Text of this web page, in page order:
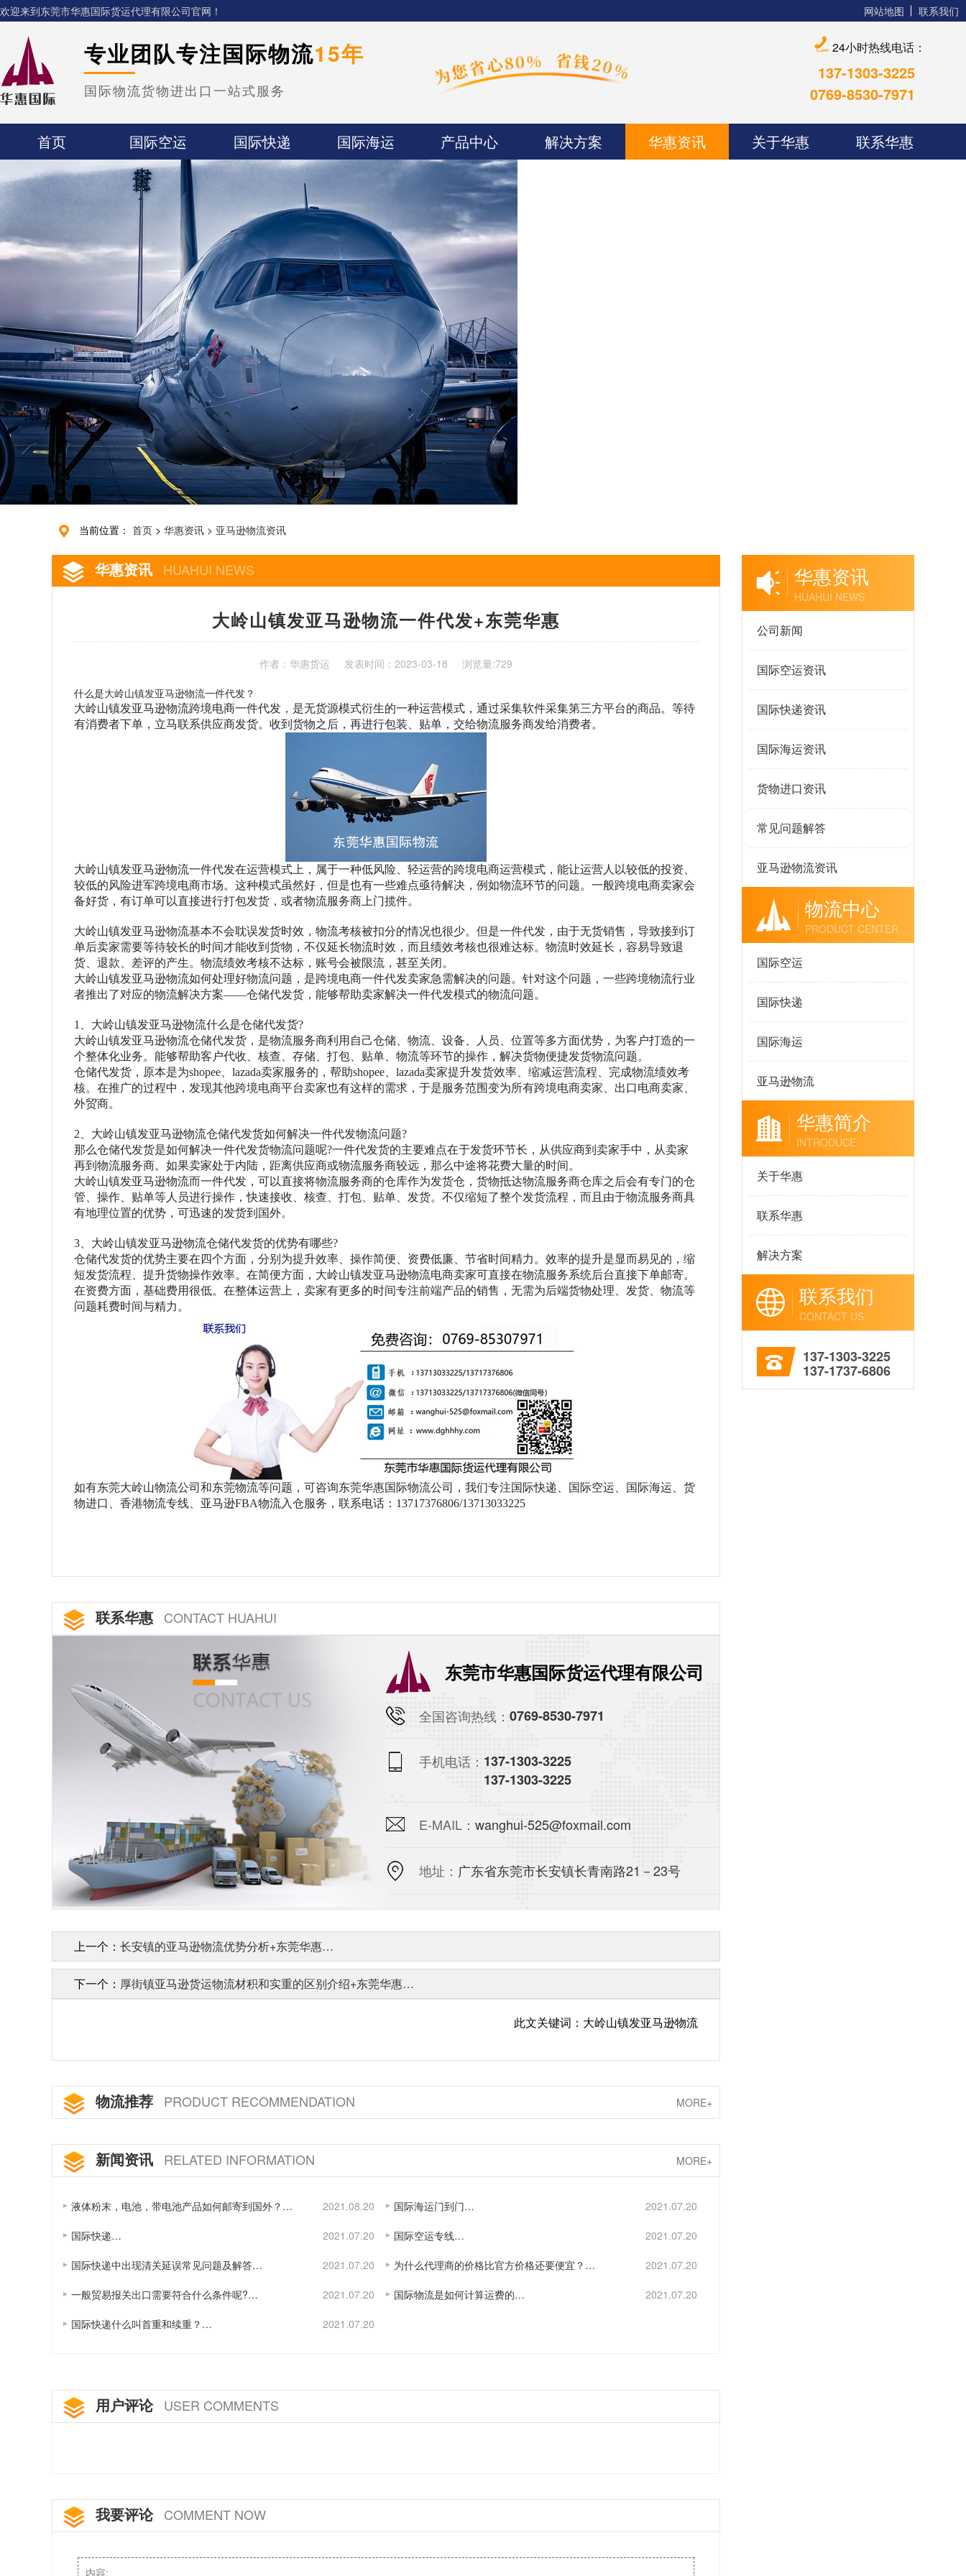
欢迎来到东莞市华惠国际货运代理有限公司官网！ 网站地图 联系我们
专业团队专注国际物流15年
国际物流货物进出口一站式服务
24小时热线电话：
137-1303-3225
0769-8530-7971
首页 国际空运 国际快递 国际海运 产品中心 解决方案 华惠资讯 关于华惠 联系华惠
当前位置： 首页 > 华惠资讯 > 亚马逊物流资讯
华惠资讯 HUAHUI NEWS
大岭山镇发亚马逊物流一件代发+东莞华惠
作者：华惠货运 发表时间：2023-03-18 浏览量:729
什么是大岭山镇发亚马逊物流一件代发？
大岭山镇发亚马逊物流跨境电商一件代发，是无货源模式衍生的一种运营模式，通过采集软件采集第三方平台的商品。等待
有消费者下单，立马联系供应商发货。收到货物之后，再进行包装、贴单，交给物流服务商发给消费者。
大岭山镇发亚马逊物流一件代发在运营模式上，属于一种低风险、轻运营的跨境电商运营模式，能让运营人以较低的投资、
较低的风险进军跨境电商市场。这种模式虽然好，但是也有一些难点亟待解决，例如物流环节的问题。一般跨境电商卖家会
备好货，有订单可以直接进行打包发货，或者物流服务商上门揽件。
大岭山镇发亚马逊物流基本不会耽误发货时效，物流考核被扣分的情况也很少。但是一件代发，由于无货销售，导致接到订
单后卖家需要等待较长的时间才能收到货物，不仅延长物流时效，而且绩效考核也很难达标。物流时效延长，容易导致退
货、退款、差评的产生。物流绩效考核不达标，账号会被限流，甚至关闭。
大岭山镇发亚马逊物流如何处理好物流问题，是跨境电商一件代发卖家急需解决的问题。针对这个问题，一些跨境物流行业
者推出了对应的物流解决方案——仓储代发货，能够帮助卖家解决一件代发模式的物流问题。
1、大岭山镇发亚马逊物流什么是仓储代发货?
大岭山镇发亚马逊物流仓储代发货，是物流服务商利用自己仓储、物流、设备、人员、位置等多方面优势，为客户打造的一
个整体化业务。能够帮助客户代收、核查、存储、打包、贴单、物流等环节的操作，解决货物便捷发货物流问题。
仓储代发货，原本是为shopee、lazada卖家服务的，帮助shopee、lazada卖家提升发货效率、缩减运营流程、完成物流绩效考
核。在推广的过程中，发现其他跨境电商平台卖家也有这样的需求，于是服务范围变为所有跨境电商卖家、出口电商卖家、
外贸商。
2、大岭山镇发亚马逊物流仓储代发货如何解决一件代发物流问题?
那么仓储代发货是如何解决一件代发货物流问题呢?一件代发货的主要难点在于发货环节长，从供应商到卖家手中，从卖家
再到物流服务商。如果卖家处于内陆，距离供应商或物流服务商较远，那么中途将花费大量的时间。
大岭山镇发亚马逊物流而一件代发，可以直接将物流服务商的仓库作为发货仓，货物抵达物流服务商仓库之后会有专门的仓
管、操作、贴单等人员进行操作，快速接收、核查、打包、贴单、发货。不仅缩短了整个发货流程，而且由于物流服务商具
有地理位置的优势，可迅速的发货到国外。
3、大岭山镇发亚马逊物流仓储代发货的优势有哪些?
仓储代发货的优势主要在四个方面，分别为提升效率、操作简便、资费低廉、节省时间精力。效率的提升是显而易见的，缩
短发货流程、提升货物操作效率。在简便方面，大岭山镇发亚马逊物流电商卖家可直接在物流服务系统后台直接下单邮寄。
在资费方面，基础费用很低。在整体运营上，卖家有更多的时间专注前端产品的销售，无需为后端货物处理、发货、物流等
问题耗费时间与精力。
如有东莞大岭山物流公司和东莞物流等问题，可咨询东莞华惠国际物流公司，我们专注国际快递、国际空运、国际海运、货
物进口、香港物流专线、亚马逊FBA物流入仓服务，联系电话：13717376806/13713033225
联系华惠 CONTACT HUAHUI
东莞市华惠国际货运代理有限公司
全国咨询热线： 0769-8530-7971
手机电话： 137-1303-3225
137-1303-3225
E-MAIL： wanghui-525@foxmail.com
地址： 广东省东莞市长安镇长青南路21－23号
上一个： 长安镇的亚马逊物流优势分析+东莞华惠…
下一个： 厚街镇亚马逊货运物流材积和实重的区别介绍+东莞华惠…
此文关键词：大岭山镇发亚马逊物流
物流推荐 PRODUCT RECOMMENDATION MORE+
新闻资讯 RELATED INFORMATION MORE+
液体粉末，电池，带电池产品如何邮寄到国外？… 2021.08.20 国际海运门到门… 2021.07.20
国际快递… 2021.07.20 国际空运专线… 2021.07.20
国际快递中出现清关延误常见问题及解答… 2021.07.20 为什么代理商的价格比官方价格还要便宜？… 2021.07.20
一般贸易报关出口需要符合什么条件呢?… 2021.07.20 国际物流是如何计算运费的… 2021.07.20
国际快递什么叫首重和续重？… 2021.07.20
用户评论 USER COMMENTS
我要评论 COMMENT NOW
华惠资讯
HUAHUI NEWS
公司新闻
国际空运资讯
国际快递资讯
国际海运资讯
货物进口资讯
常见问题解答
亚马逊物流资讯
物流中心
PRODUCT CENTER
国际空运
国际快递
国际海运
亚马逊物流
华惠简介
INTRODUCE
关于华惠
联系华惠
解决方案
联系我们
CONTACT US
137-1303-3225
137-1737-6806